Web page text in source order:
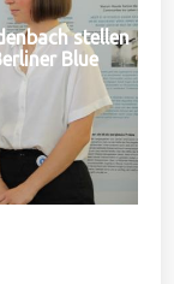
stellen
Blue